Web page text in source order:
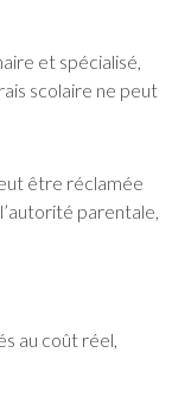
et spécialisé,
scolaire ne peut
être réclamée
parentale,
au coût réel,